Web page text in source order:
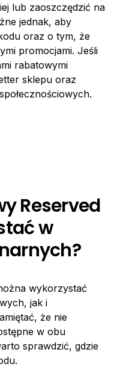
lub zaoszczędzić na
jednak, aby
oraz o tym, że
promocjami. Jeśli
rabatowymi
sklepu oraz
Reserved
w
wykorzystać
jak i
że nie
w obu
sprawdzić, gdzie